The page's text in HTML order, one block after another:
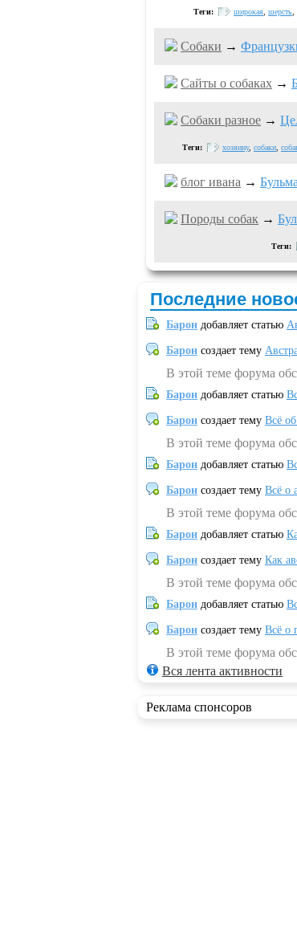
Теги: широкая шерсть
Собаки →
Сайты о собаках →
Собаки разное →
Теги: хозяину, собаки
блог ивaна →
Породы собак →
Теги:
Последние
Барон добавляет статью
Барон создает тему
В этой теме форума
Барон добавляет статью
Барон создает тему Всё
В этой теме форума
Барон добавляет статью
Барон создает тему Всё о
В этой теме форума
Барон добавляет статью
Барон создает тему Как
В этой теме форума
Барон добавляет статью
Барон создает тему Всё о
В этой теме форума
Вся лента активности
Реклама спонсоров